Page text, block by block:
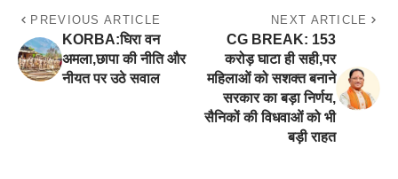
PREVIOUS ARTICLE
KORBA:घिरा वन
अमला,छापा की नीति और
नीयत पर उठे सवाल
NEXT ARTICLE
CG BREAK: 153
करोड़ घाटा ही सही,पर
महिलाओं को सशक्त बनाने
सरकार का बड़ा निर्णय,
सैनिकों की विधवाओं को भी
बड़ी राहत